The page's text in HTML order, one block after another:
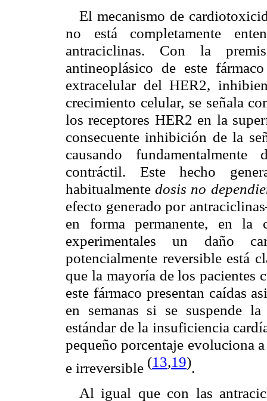
El mecanismo de
no está completamente
antraciclinas. Con la
antineoplásico de este
extracelular del HER2,
crecimiento celular, se señala
los receptores HER2 en la
consecuente inhibición de la
causando
contráctil. Este hecho
habitualmentedosis no
efecto generado por
en forma permanente, en la
experimentales un daño
potencialmente reversible está
que la mayoría de los pacientes
este fármaco presentan caídas
en semanas si se suspende
estándar de la insuficiencia
pequeño porcentaje evoluciona
e irreversible (13,19).
Al igual que con las